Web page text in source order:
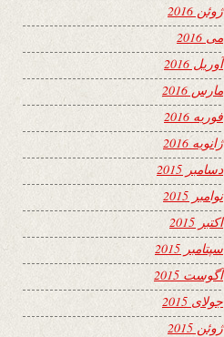
ژوئن 2016
می 2016
آوریل 2016
مارس 2016
فوریه 2016
ژانویه 2016
دسامبر 2015
نوامبر 2015
اکتبر 2015
سپتامبر 2015
آگوست 2015
جولای 2015
ژوئن 2015